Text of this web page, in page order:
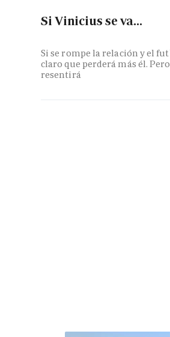
Si Vinicius se va...
Si se rompe la relación y el
claro que perderá más él.
resentirá